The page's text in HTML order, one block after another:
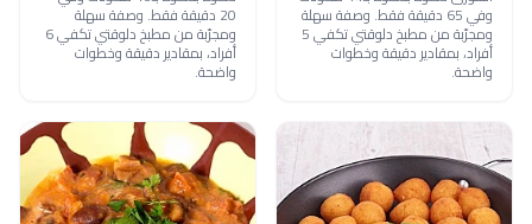
وفي 65 دقيقة فقط. وصفة سهلة
ومجرّبة من مطبخ دلوقتي تكفي 5
أفراد، بمقادير دقيقة وخطوات
واضحة.
20 دقيقة فقط. وصفة سهلة
ومجرّبة من مطبخ دلوقتي تكفي 6
أفراد، بمقادير دقيقة وخطوات
واضحة.